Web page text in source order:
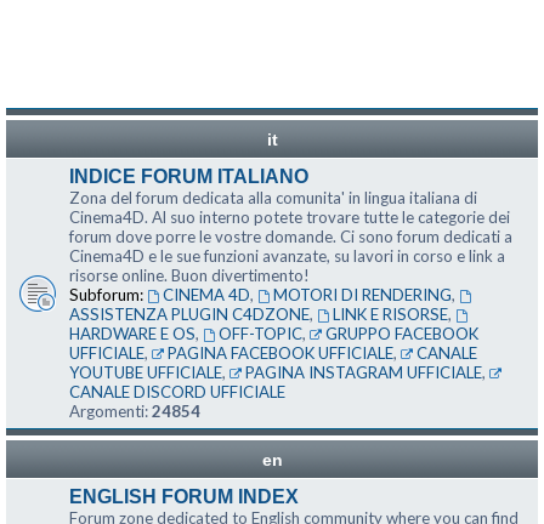
it
INDICE FORUM ITALIANO
Zona del forum dedicata alla comunita' in lingua italiana di
Cinema4D. Al suo interno potete trovare tutte le categorie dei
forum dove porre le vostre domande. Ci sono forum dedicati a
Cinema4D e le sue funzioni avanzate, su lavori in corso e link a
risorse online. Buon divertimento!
Subforum:
CINEMA 4D, MOTORI DI RENDERING,
ASSISTENZA PLUGIN C4DZONE, LINK E RISORSE,
HARDWARE E OS, OFF-TOPIC,
GRUPPO FACEBOOK
UFFICIALE, PAGINA FACEBOOK UFFICIALE,
CANALE
YOUTUBE UFFICIALE, PAGINA INSTAGRAM UFFICIALE,
CANALE DISCORD UFFICIALE
Argomenti:24854
en
ENGLISH FORUM INDEX
Forum zone dedicated to English community where you can find